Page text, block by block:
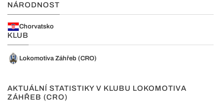
NÁRODNOST
Chorvatsko
KLUB
Lokomotiva Záhřeb (CRO)
AKTUÁLNÍ STATISTIKY V KLUBU LOKOMOTIVA
ZÁHŘEB (CRO)